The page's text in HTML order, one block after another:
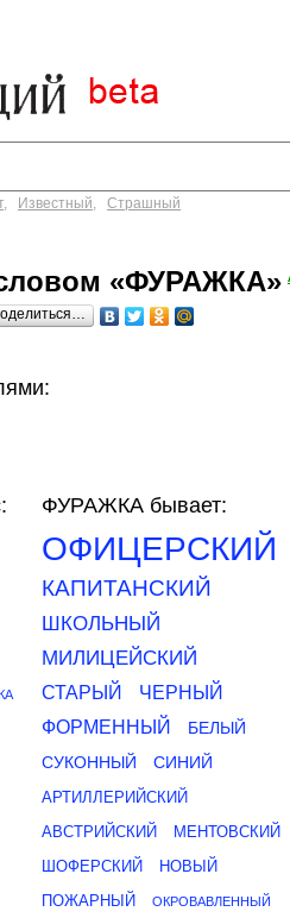
, Известный, Страшный
«ФУРАЖКА»
ФУРАЖКА бывает:
ОФИЦЕРСКИЙ
КАПИТАНСКИЙ
ШКОЛЬНЫЙ
МИЛИЦЕЙСКИЙ
СТАРЫЙ
ЧЕРНЫЙ
ФОРМЕННЫЙ
БЕЛЫЙ
СУКОННЫЙ
СИНИЙ
АРТИЛЛЕРИЙСКИЙ
АВСТРИЙСКИЙ
МЕНТОВСКИЙ
ШОФЕРСКИЙ
НОВЫЙ
ПОЖАРНЫЙ
ОКРОВАВЛЕННЫЙ